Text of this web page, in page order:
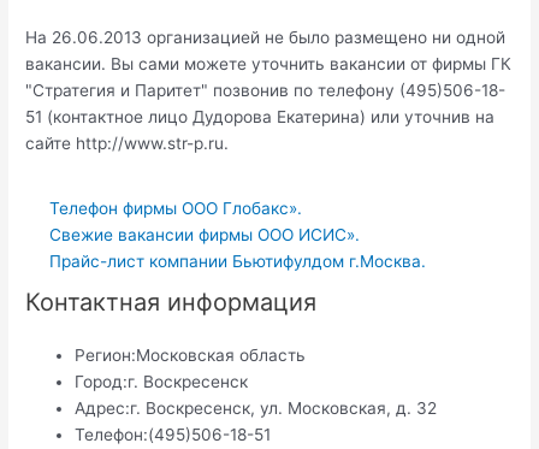
На 26.06.2013 организацией не было размещено ни одной
вакансии. Вы сами можете уточнить вакансии от фирмы ГК
"Стратегия и Паритет" позвонив по телефону (495)506-18-
51 (контактное лицо Дудорова Екатерина) или уточнив на
сайте http://www.str-p.ru.
Телефон фирмы ООО Глобакс».
Свежие вакансии фирмы ООО ИСИС».
Прайс-лист компании Бьютифулдом г.Москва.
Контактная информация
Регион:Московская область
Город:г. Воскресенск
Адрес:г. Воскресенск, ул. Московская, д. 32
Телефон:(495)506-18-51